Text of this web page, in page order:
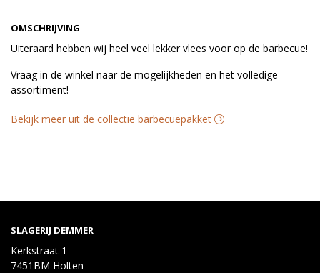
OMSCHRIJVING
Uiteraard hebben wij heel veel lekker vlees voor op de barbecue!
Vraag in de winkel naar de mogelijkheden en het volledige
assortiment!
Bekijk meer uit de collectie barbecuepakket
SLAGERIJ DEMMER
Kerkstraat 1
7451BM Holten